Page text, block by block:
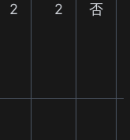
2 2 否